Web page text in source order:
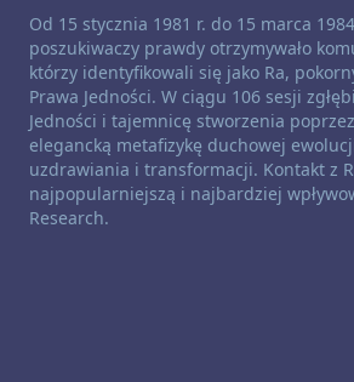
Zastrzeżenie dotyczące kanałów:
Od 15 stycznia 1981 r. do 15 marca
poszukiwaczy prawdy otrzymywało
którzy identyfikowali się jako Ra,
Prawa Jedności. W ciągu 106 sesji
Jedności i tajemnicę stworzenia
elegancką metafizykę duchowej
uzdrawiania i transformacji. Kontakt z
najpopularniejszą i najbardziej
Research.